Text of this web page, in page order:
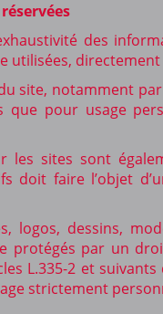
des
utilisées,
site, notamment
pour usage
les sites sont
faire l’objet
dessins,
protégés par un
L.335-2 et
strictement